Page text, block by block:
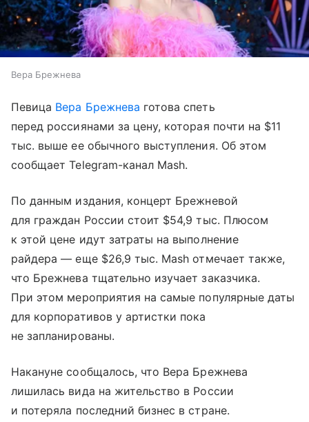
Вера Брежнева
Певица Вера Брежнева готова спеть
перед россиянами за цену, которая почти на $11
тыс. выше ее обычного выступления. Об этом
сообщает Telegram-канал Mash.
По данным издания, концерт Брежневой
для граждан России стоит $54,9 тыс. Плюсом
к этой цене идут затраты на выполнение
райдера — еще $26,9 тыс. Mash отмечает также,
что Брежнева тщательно изучает заказчика.
При этом мероприятия на самые популярные даты
для корпоративов у артистки пока
не запланированы.
Накануне сообщалось, что Вера Брежнева
лишилась вида на жительство в России
и потеряла последний бизнес в стране.